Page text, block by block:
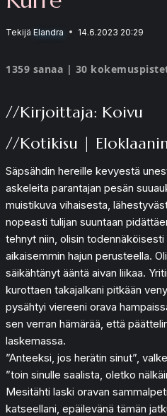
Tekijä Elandra 14.6.2023 20:29
1359 sanaa | 30
//Kirjoittaja: Koivu
//Kotikisu |
Säpsähdin hereille kevyestä
askeleita parantajan pesän
muistikuva vihaisesta,
nopeasti tulijan suuntaan
tehnyt niin, olisin todennäköisesti
aikaisemmin hajun perusteella.
säikähtänyt ääntä aivan liikaa.
kurottaen takajalkani pitkään
pysähtyi viereeni orava
sen verran hämärää, että
laskemassa.
”Anteeksi, jos herätin sinut”,
”toin sinulle saalista, oletko
Mesitähti laski oravan
katseellani, epäilevänä tämän